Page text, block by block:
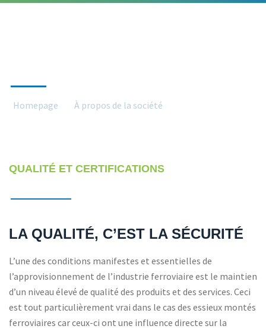
Homepage À propos de la société
QUALITÉ ET CERTIFICATIONS
LA QUALITÉ, C’EST LA SÉCURITÉ
L’une des conditions manifestes et essentielles de
l’approvisionnement de l’industrie ferroviaire est le maintien
d’un niveau élevé de qualité des produits et des services. Ceci
est tout particulièrement vrai dans le cas des essieux montés
ferroviaires car ceux-ci ont une influence directe sur la